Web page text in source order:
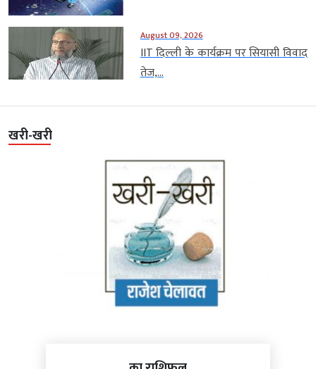
August 09, 2026
IIT दिल्ली के कार्यक्रम पर सियासी विवाद
तेज,...
खरी-खरी